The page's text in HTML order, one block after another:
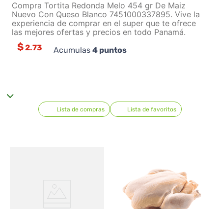
Compra Tortita Redonda Melo 454 gr De Maiz
Nuevo Con Queso Blanco 7451000337895. Vive la
experiencia de comprar en el super que te ofrece
las mejores ofertas y precios en todo Panamá.
$2.73 Acumulas 4puntos
Lista de compras Lista de favoritos